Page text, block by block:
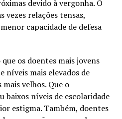
devido à vergonha. O
vezes relações tensas,
capacidade de defesa
os doentes mais jovens
mais elevados de
velhos. Que o
baixos níveis de escolaridade
estigma. Também, doentes